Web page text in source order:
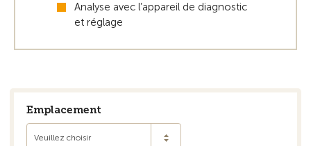
Analyse avec l’appareil de diagnostic
et réglage
Emplacement
Veuillez choisir